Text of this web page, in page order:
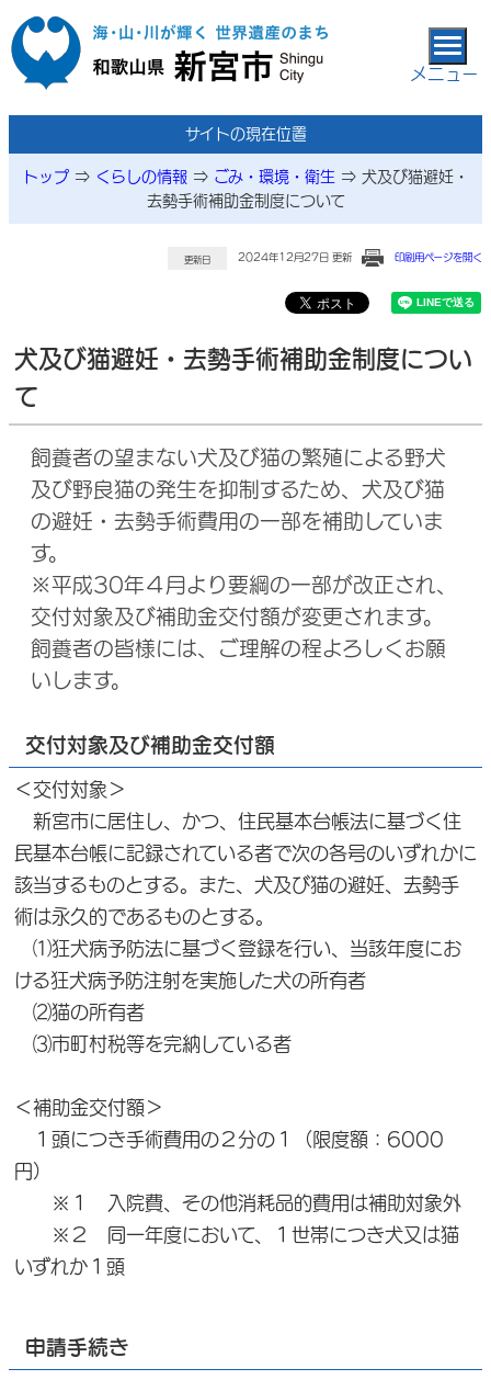
本文へ移動
メニュー
サイトの現在位置
トップ⇒ くらしの情報⇒ ごみ・環境・衛生 ⇒ 犬及び猫避妊・
去勢手術補助金制度について
更新日 2024年12月27日 更新 印刷用ページを開く
犬及び猫避妊・去勢手術補助金制度につい
て
飼養者の望まない犬及び猫の繁殖による野犬
及び野良猫の発生を抑制するため、犬及び猫
の避妊・去勢手術費用の一部を補助していま
す。
※平成30年４月より要綱の一部が改正され、
交付対象及び補助金交付額が変更されます。
飼養者の皆様には、ご理解の程よろしくお願
いします。
交付対象及び補助金交付額
＜交付対象＞
新宮市に居住し、かつ、住民基本台帳法に基づく住
民基本台帳に記録されている者で次の各号のいずれかに
該当するものとする。また、犬及び猫の避妊、去勢手
術は永久的であるものとする。
⑴狂犬病予防法に基づく登録を行い、当該年度にお
ける狂犬病予防注射を実施した犬の所有者
⑵猫の所有者
⑶市町村税等を完納している者
＜補助金交付額＞
１頭につき手術費用の２分の１（限度額：6000
円）
※１ 入院費、その他消耗品的費用は補助対象外
※２ 同一年度において、１世帯につき犬又は猫
いずれか１頭
申請手続き